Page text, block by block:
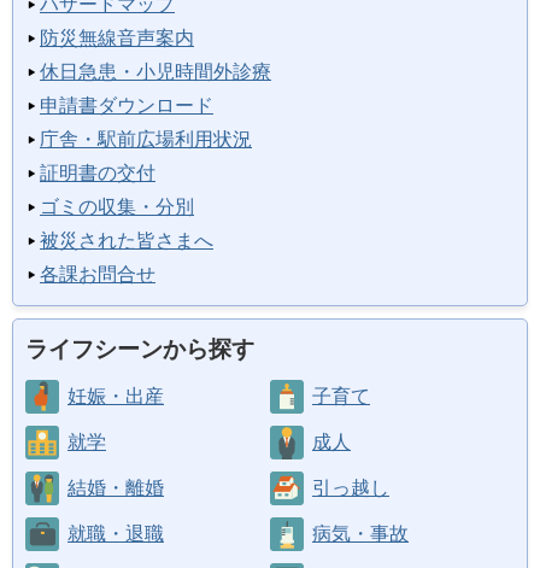
ハザードマップ
防災無線音声案内
休日急患・小児時間外診療
申請書ダウンロード
庁舎・駅前広場利用状況
証明書の交付
ゴミの収集・分別
被災された皆さまへ
各課お問合せ
ライフシーンから探す
妊娠・出産 子育て
就学 成人
結婚・離婚 引っ越し
就職・退職 病気・事故